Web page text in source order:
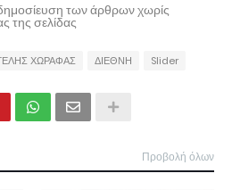
των άρθρων χωρίς
της σελίδας
ΧΩΡΑΦΑΣ ΔΙΕΘΝΗ Slider
Προβολή όλων